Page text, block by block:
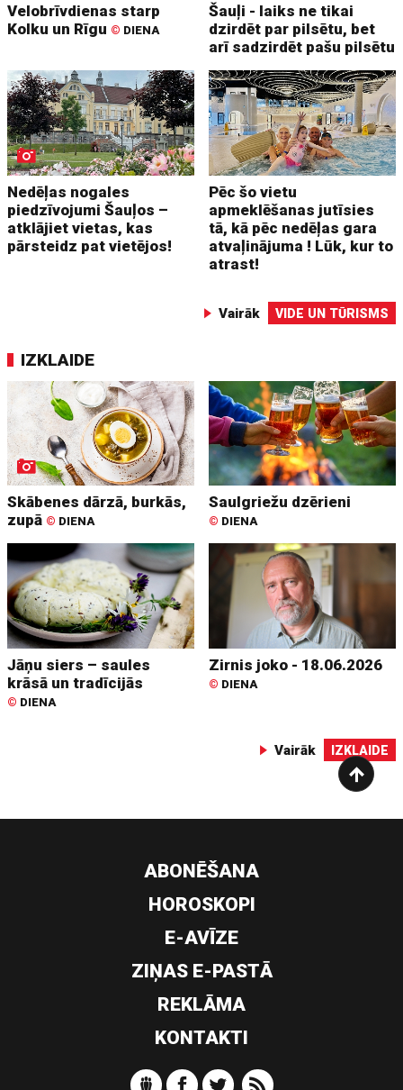
Velobrīvdienas starp
Kolku un Rīgu © DIENA
Šauļi - laiks ne tikai
dzirdēt par pilsētu, bet
arī sadzirdēt pašu pilsētu
Nedēļas nogales
piedzīvojumi Šauļos –
atklājiet vietas, kas
pārsteidz pat vietējos!
Pēc šo vietu
apmeklēšanas jutīsies
tā, kā pēc nedēļas gara
atvaļinājuma ! Lūk, kur to
atrast!
Vairāk VIDE UN TŪRISMS
IZKLAIDE
Skābenes dārzā, burkās,
zupā © DIENA
Saulgriežu dzērieni
© DIENA
Jāņu siers – saules
krāsā un tradīcijās
© DIENA
Zirnis joko - 18.06.2026
© DIENA
Vairāk IZKLAIDE
ABONĒŠANA
HOROSKOPI
E-AVĪZE
ZIŅAS E-PASTĀ
REKLĀMA
KONTAKTI